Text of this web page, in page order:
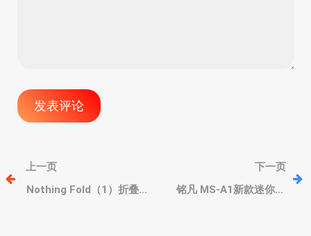
文
章
上一页
Nothing Fold（1）折叠屏
下一页
铭凡 MS-A1新款迷你主